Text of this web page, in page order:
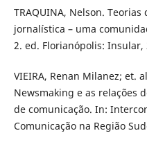
TRAQUINA, Nelson.
jornalística – uma
2. ed. Florianópolis: Insular,
VIEIRA, Renan Milanez; et.
Newsmaking e as relações
de comunicação. In:
Comunicação na Região